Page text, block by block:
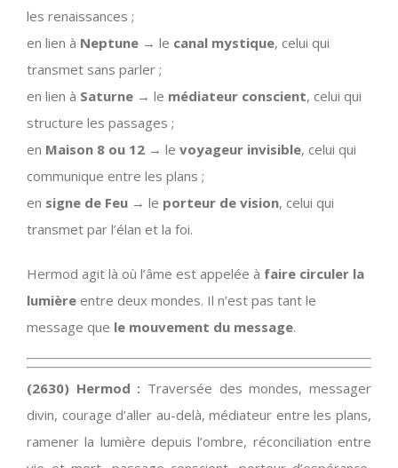
les renaissances ;
en lien à Neptune → le canal mystique, celui qui
transmet sans parler ;
en lien à Saturne → le médiateur conscient, celui qui
structure les passages ;
en Maison 8 ou 12 → le voyageur invisible, celui qui
communique entre les plans ;
en signe de Feu → le porteur de vision, celui qui
transmet par l’élan et la foi.
Hermod agit là où l’âme est appelée à faire circuler la
lumière entre deux mondes. Il n’est pas tant le
message que le mouvement du message.
(2630) Hermod : Traversée des mondes, messager
divin, courage d’aller au-delà, médiateur entre les plans,
ramener la lumière depuis l’ombre, réconciliation entre